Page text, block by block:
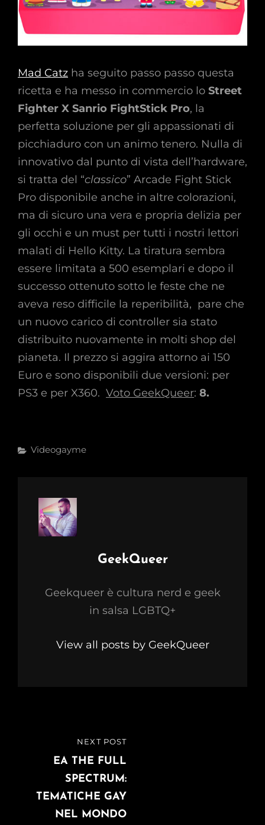
Mad Catz ha seguito passo passo questa
ricetta e ha messo in commercio lo Street
Fighter X Sanrio FightStick Pro, la
perfetta soluzione per gli appassionati di
picchiaduro con un animo tenero. Nulla di
innovativo dal punto di vista dell’hardware,
si tratta del “classico” Arcade Fight Stick
Pro disponibile anche in altre colorazioni,
ma di sicuro una vera e propria delizia per
gli occhi e un must per tutti i nostri lettori
malati di Hello Kitty. La tiratura sembra
essere limitata a 500 esemplari e dopo il
successo ottenuto sotto le feste che ne
aveva reso difficile la reperibilità, pare che
un nuovo carico di controller sia stato
distribuito nuovamente in molti shop del
pianeta. Il prezzo si aggira attorno ai 150
Euro e sono disponibili due versioni: per
PS3 e per X360. Voto GeekQueer: 8.
Categories
Videogayme
Author:
GeekQueer
Geekqueer è cultura nerd e geek
in salsa LGBTQ+
View all posts by GeekQueer
Navigazione
articoli
NEXT POST
EA THE FULL
SPECTRUM:
TEMATICHE GAY
NEL MONDO